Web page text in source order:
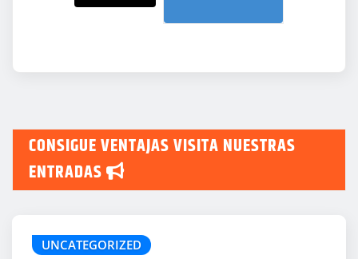
CONSIGUE VENTAJAS VISITA NUESTRAS
ENTRADAS
UNCATEGORIZED